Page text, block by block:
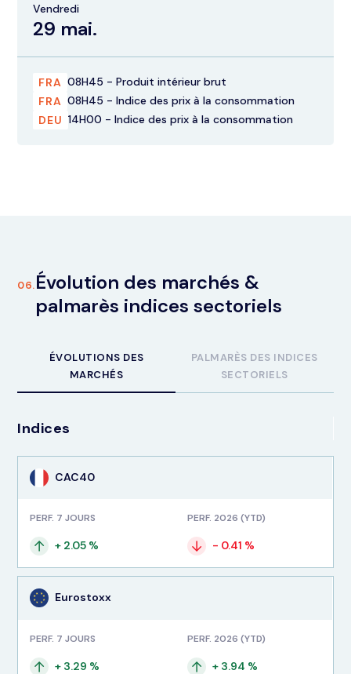
Vendredi
29 mai.
FRA 08H45 - Produit intérieur brut
FRA 08H45 - Indice des prix à la consommation
DEU 14H00 - Indice des prix à la consommation
06.Évolution des marchés &
palmarès indices sectoriels
ÉVOLUTIONS DES
MARCHÉS
PALMARÈS DES INDICES
SECTORIELS
Indices
CAC40
PERF. 7 JOURS PERF. 2026 (YTD)
+ 2.05 % - 0.41 %
Eurostoxx
PERF. 7 JOURS PERF. 2026 (YTD)
+ 3.29 % + 3.94 %